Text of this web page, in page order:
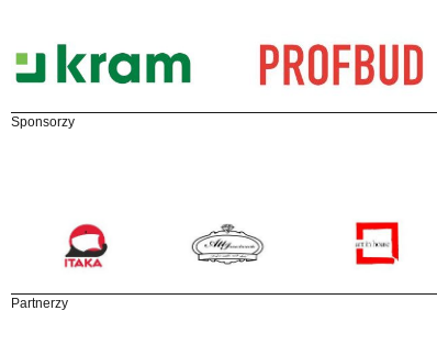
Sponsorzy
Partnerzy